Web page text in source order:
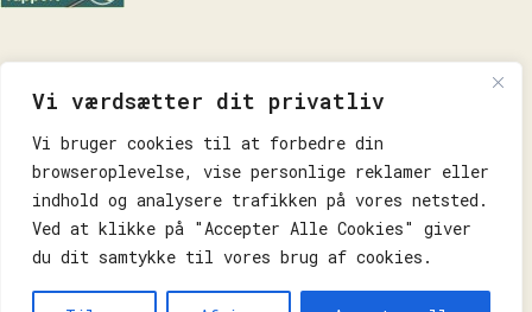
Vi værdsætter dit privatliv
Vi bruger cookies til at forbedre din
browseroplevelse, vise personlige reklamer eller
indhold og analysere trafikken på vores netsted.
Ved at klikke på "Accepter Alle Cookies" giver
du dit samtykke til vores brug af cookies.
Praktisk
Forside
Takeaway
Om Os
Kontakt os
Handelsbetingelser
Privatlivspolitik